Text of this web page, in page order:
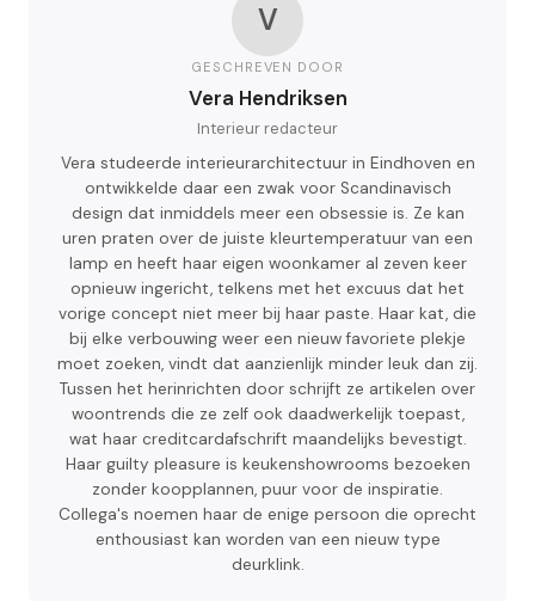
V
GESCHREVEN DOOR
Vera Hendriksen
Interieur redacteur
Vera studeerde interieurarchitectuur in Eindhoven en
ontwikkelde daar een zwak voor Scandinavisch
design dat inmiddels meer een obsessie is. Ze kan
uren praten over de juiste kleurtemperatuur van een
lamp en heeft haar eigen woonkamer al zeven keer
opnieuw ingericht, telkens met het excuus dat het
vorige concept niet meer bij haar paste. Haar kat, die
bij elke verbouwing weer een nieuw favoriete plekje
moet zoeken, vindt dat aanzienlijk minder leuk dan zij.
Tussen het herinrichten door schrijft ze artikelen over
woontrends die ze zelf ook daadwerkelijk toepast,
wat haar creditcardafschrift maandelijks bevestigt.
Haar guilty pleasure is keukenshowrooms bezoeken
zonder koopplannen, puur voor de inspiratie.
Collega's noemen haar de enige persoon die oprecht
enthousiast kan worden van een nieuw type
deurklink.